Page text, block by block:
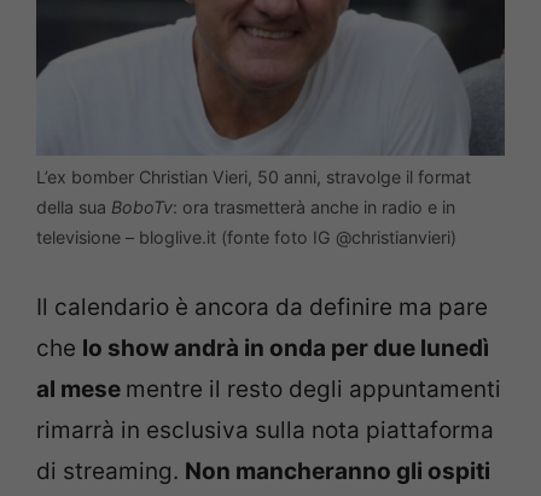
L’ex bomber Christian Vieri, 50 anni, stravolge il format
della sua BoboTv: ora trasmetterà anche in radio e in
televisione – bloglive.it (fonte foto IG @christianvieri)
Il calendario è ancora da definire ma pare
che lo show andrà in onda per due lunedì
al mese mentre il resto degli appuntamenti
rimarrà in esclusiva sulla nota piattaforma
di streaming. Non mancheranno gli ospiti